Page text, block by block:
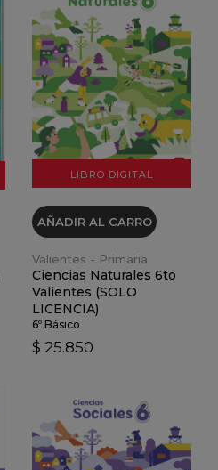
LIBRO DIGITAL
VER DETALLES
AÑADIR AL CARRO
Valientes - Primaria
Ciencias Naturales 6to
Valientes (SOLO
LICENCIA)
6º Básico
$ 25.850